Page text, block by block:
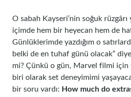
O sabah Kayseri’nin soğuk rüzgârı
içimde hem bir heyecan hem de
Günlüklerimde yazdığım o
belki de en tuhaf günü olacak”
mi? Çünkü o gün, Marvel filmi için
biri olarak set deneyimimi
bir soru vardı: How much do